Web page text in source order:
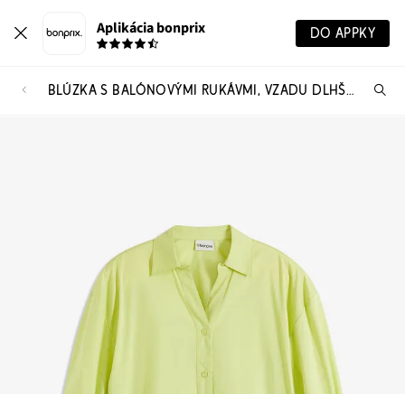
Aplikácia bonprix DO APPKY
BLÚZKA S BALÓNOVÝMI RUKÁVMI, VZADU DLHŠIA